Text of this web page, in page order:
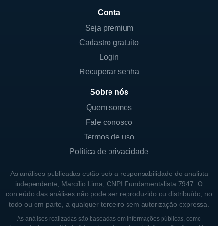
Conta
Seja premium
Cadastro gratuito
Login
Recuperar senha
Sobre nós
Quem somos
Fale conosco
Termos de uso
Política de privacidade
As análises publicadas estão sob a responsabilidade do analista
independente, Marcílio Lima, CNPI Fundamentalista 7947. O
conteúdo das análises não pode ser reproduzido ou distribuído, no
todo ou em parte, a qualquer terceiro sem autorização expressa.
As análises realizadas são baseadas em informações públicas, como